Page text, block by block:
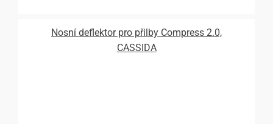
Nosní deflektor pro přilby Compress 2.0,
CASSIDA